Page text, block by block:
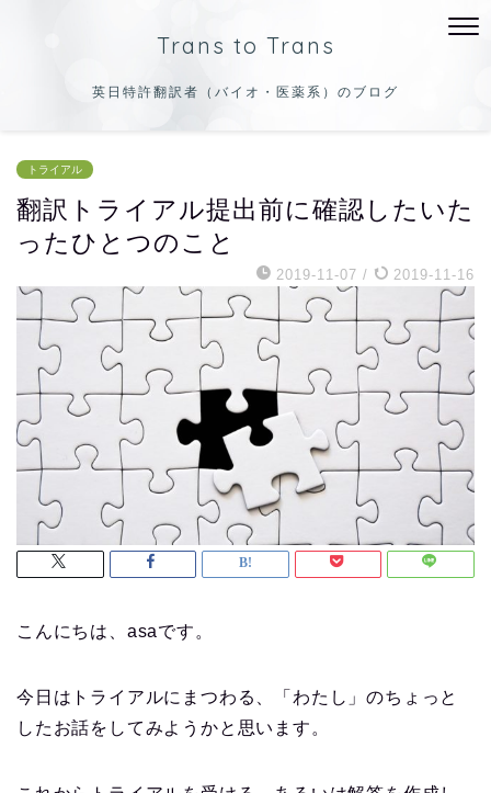
Trans to Trans
英日特許翻訳者（バイオ・医薬系）のブログ
トライアル
翻訳トライアル提出前に確認したいた
ったひとつのこと
2019-11-07 / 2019-11-16
こんにちは、asaです。
今日はトライアルにまつわる、「わたし」のちょっと
したお話をしてみようかと思います。